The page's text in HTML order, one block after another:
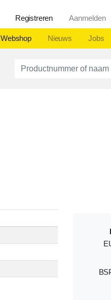
Registreren Aanmelden
Webshop Nieuws Jobs
Productnummer of naam